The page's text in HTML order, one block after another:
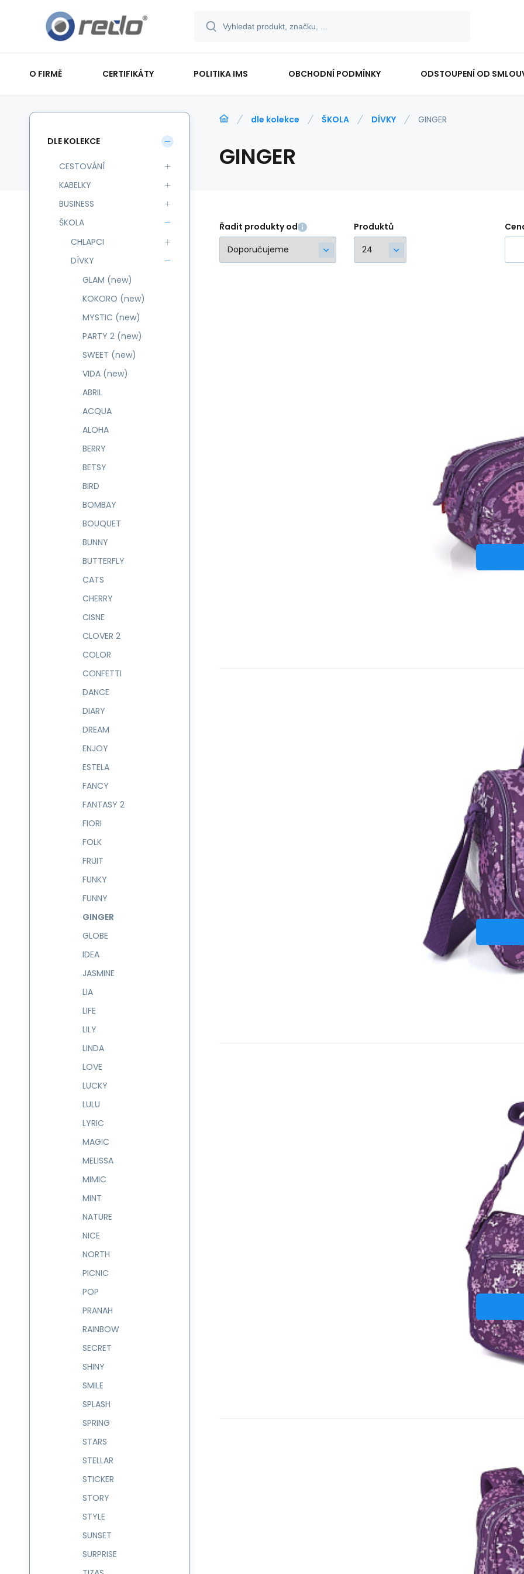
O FIRMĚ CERTIFIKÁTY POLITIKA IMS OBCHODNÍ PODMÍNKY ODSTOUPENÍ OD
dle kolekce ŠKOLA DÍVKY GINGER
GINGER
Řadit produkty od Produktů
DLE KOLEKCE
CESTOVÁNÍ
KABELKY
BUSINESS
ŠKOLA
CHLAPCI
DÍVKY
GLAM (new)
KOKORO (new)
MYSTIC (new)
PARTY 2 (new)
SWEET (new)
VIDA (new)
ABRIL
ACQUA
ALOHA
BERRY
BETSY
BIRD
BOMBAY
BOUQUET
BUNNY
BUTTERFLY
CATS
CHERRY
CISNE
CLOVER 2
COLOR
CONFETTI
DANCE
DIARY
DREAM
ENJOY
ESTELA
FANCY
FANTASY 2
FIORI
FOLK
FRUIT
FUNKY
FUNNY
GINGER
GLOBE
IDEA
JASMINE
LIA
LIFE
LILY
LINDA
LOVE
LUCKY
LULU
LYRIC
MAGIC
MELISSA
MIMIC
MINT
NATURE
NICE
NORTH
PICNIC
POP
PRANAH
RAINBOW
SECRET
SHINY
SMILE
SPLASH
SPRING
STARS
STELLAR
STICKER
STORY
STYLE
SUNSET
SURPRISE